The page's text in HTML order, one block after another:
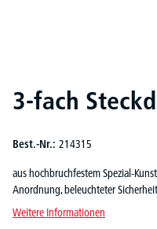
3-fach
Best.-Nr.: 214315
aus hochbruchfestem Spezial-
Anordnung, beleuchteter
Weitere Informationen